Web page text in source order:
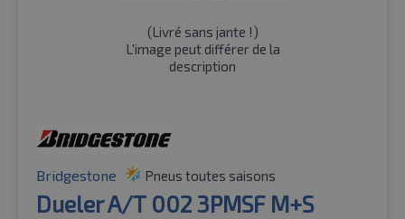
(Livré sans jante !)
L'image peut différer de la
description
Bridgestone Pneus toutes saisons
Dueler A/T 002 3PMSF M+S